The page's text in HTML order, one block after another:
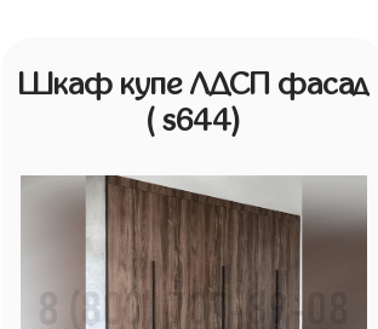
Шкаф купе ЛДСП фасад
( s644)